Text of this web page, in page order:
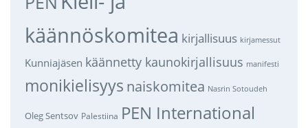
käännöskomitea kirjallisuus kirjamessut
Kunniajäsen käännetty kaunokirjallisuus manifesti
monikielisyys naiskomitea Nasrin Sotoudeh
Oleg Sentsov Palestiina PEN International